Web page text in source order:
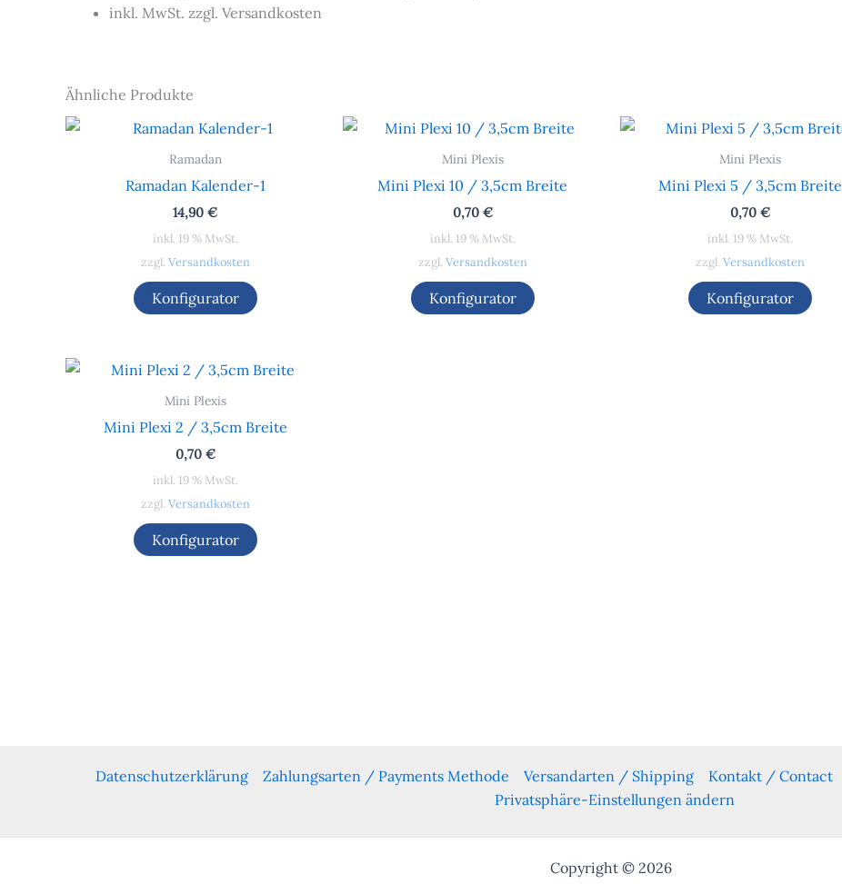
inkl. MwSt. zzgl. Versandkosten
Ähnliche Produkte
Ramadan
Ramadan Kalender-1
14,90 €
inkl. 19 % MwSt.
zzgl. Versandkosten
Konfigurator
Mini Plexis
Mini Plexi 10 / 3,5cm Breite
0,70 €
inkl. 19 % MwSt.
zzgl. Versandkosten
Konfigurator
Mini Plexis
Mini Plexi 5 / 3,5cm Breite
0,70 €
inkl. 19 % MwSt.
zzgl. Versandkosten
Konfigurator
Mini Plexis
Mini Plexi 2 / 3,5cm Breite
0,70 €
inkl. 19 % MwSt.
zzgl. Versandkosten
Konfigurator
Datenschutzerklärung Zahlungsarten / Payments Methode Versandarten / Shipping Kontakt / Contact
Privatsphäre-Einstellungen ändern
Copyright © 2026